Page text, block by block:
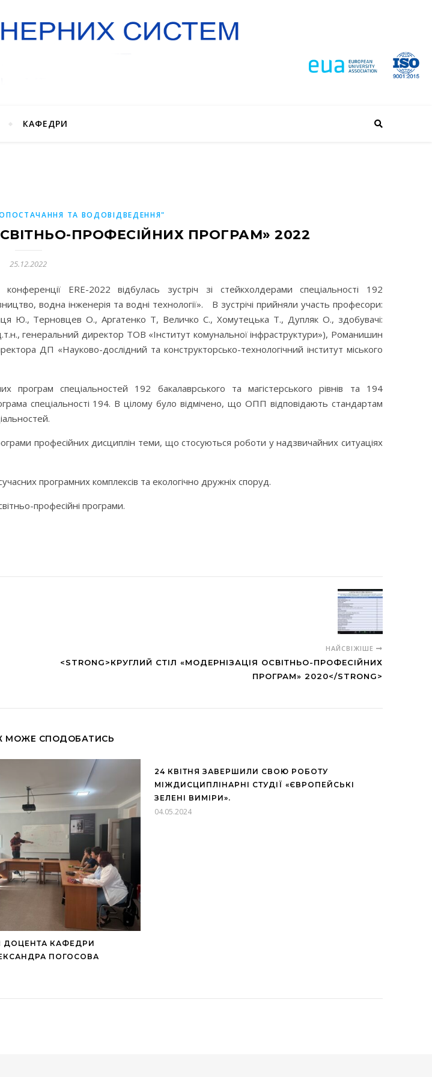
КАФЕДРИ
ТА ВОДОВІДВЕДЕННЯ"
ПРОФЕСІЙНИХ ПРОГРАМ» 2022
25.12.2022
ERE-2022 відбулась зустріч зі стейкхолдерами спеціальності 192
водна інженерія та водні технології». В зустрічі прийняли участь професори:
Ю., Терновцев О., Аргатенко Т, Величко С., Хомутецька Т., Дупляк О., здобувачі:
генеральний директор ТОВ «Інститут комунальної інфраструктури»), Романишин
ДП «Науково-дослідний та конструкторсько-технологічний інститут міського
програм спеціальностей 192 бакалаврського та магістерського рівнів та 194
спеціальності 194. В цілому було відмічено, що ОПП відповідають стандартам
професійних дисциплін теми, що стосуються роботи у надзвичайних ситуаціях
програмних комплексів та екологічно дружніх споруд.
професійні програми.
НАЙСВІЖІШЕ
<STRONG>КРУГЛИЙ СТІЛ «МОДЕРНІЗАЦІЯ ОСВІТНЬО-ПРОФЕСІЙНИХ
ПРОГРАМ» 2020</STRONG>
МОЖЕ СПОДОБАТИСЬ
ДОЦЕНТА КАФЕДРИ
ПОГОСОВА
24 КВІТНЯ ЗАВЕРШИЛИ СВОЮ РОБОТУ
МІЖДИСЦИПЛІНАРНІ СТУДІЇ «ЄВРОПЕЙСЬКІ
ЗЕЛЕНІ ВИМІРИ».
04.05.2024